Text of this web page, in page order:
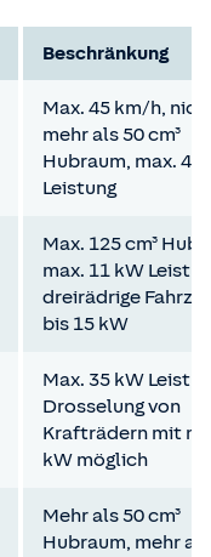
Beschränkung
Max. 45 km/h,
mehr als 50 cm³
Hubraum, max. 4
Leistung
Max. 125 cm³
max. 11 kW
dreirädrige
bis 15 kW
Max. 35 kW
Drosselung von
Krafträdern mit
kW möglich
Mehr als 50 cm³
Hubraum, mehr